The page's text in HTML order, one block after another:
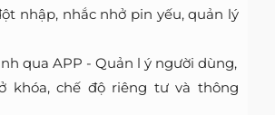
nhập, nhắc nhở pin yếu, quản lý
qua APP - Quản l ý người dùng,
khóa, chế độ riêng tư và thông